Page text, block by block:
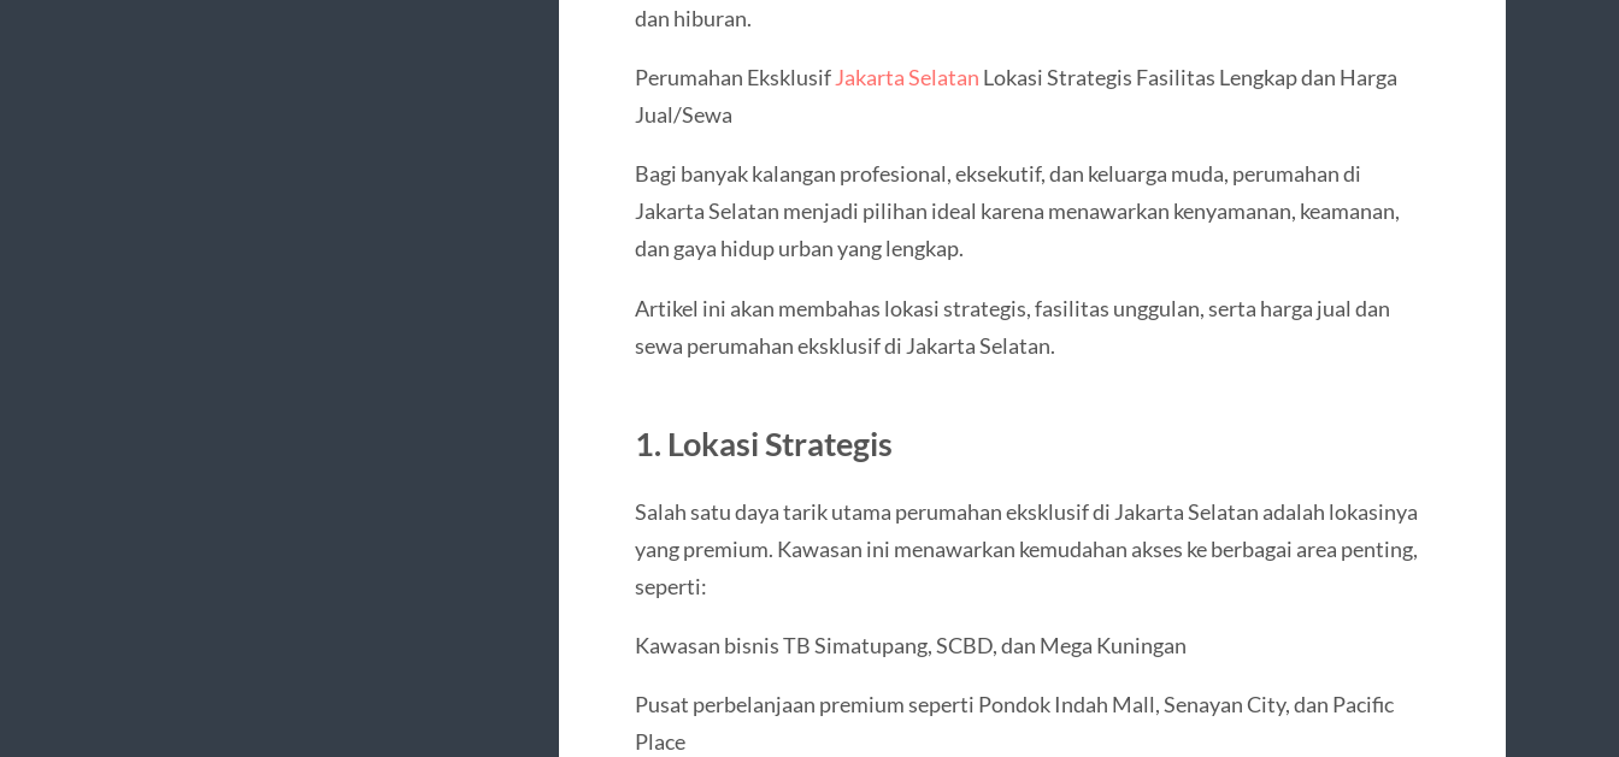
dan hiburan.
Perumahan EksklusifJakarta Selatan Lokasi Strategis Fasilitas Lengkap dan Harga
Jual/Sewa
Bagi banyak kalangan profesional, eksekutif, dan keluarga muda, perumahan di
Jakarta Selatan menjadi pilihan ideal karena menawarkan kenyamanan, keamanan,
dan gaya hidup urban yang lengkap.
Artikel ini akan membahas lokasi strategis, fasilitas unggulan, serta harga jual dan
sewa perumahan eksklusif di Jakarta Selatan.
1. Lokasi Strategis
Salah satu daya tarik utama perumahan eksklusif di Jakarta Selatan adalah lokasinya
yang premium. Kawasan ini menawarkan kemudahan akses ke berbagai area penting,
seperti:
Kawasan bisnis TB Simatupang, SCBD, dan Mega Kuningan
Pusat perbelanjaan premium seperti Pondok Indah Mall, Senayan City, dan Pacific
Place